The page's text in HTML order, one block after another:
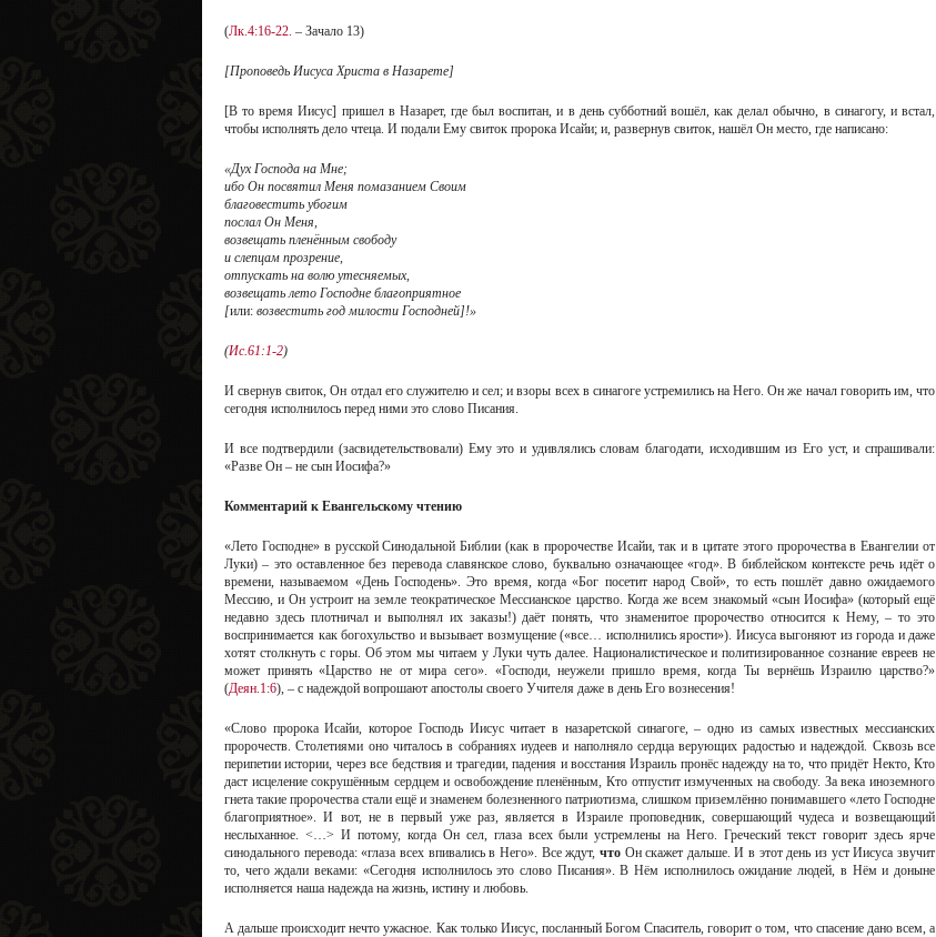
(Лк.4:16-22. – Зачало 13)
[Проповедь Иисуса Христа в Назарете]
[В то время Иисус] пришел в Назарет, где был воспитан, и в день субботний вошёл, как делал обычно, в синагогу, и встал,
чтобы исполнять дело чтеца. И подали Ему свиток пророка Исайи; и, развернув свиток, нашёл Он место, где написано:
«Дух Господа на Мне;
ибо Он посвятил Меня помазанием Своим
благовестить убогим
послал Он Меня,
возвещать пленённым свободу
и слепцам прозрение,
отпускать на волю утесняемых,
возвещать лето Господне благоприятное
[или: возвестить год милости Господней]!»
(Ис.61:1-2)
И свернув свиток, Он отдал его служителю и сел; и взоры всех в синагоге устремились на Него. Он же начал говорить им, что
сегодня исполнилось перед ними это слово Писания.
И все подтвердили (засвидетельствовали) Ему это и удивлялись словам благодати, исходившим из Его уст, и спрашивали:
«Разве Он – не сын Иосифа?»
Комментарий к Евангельскому чтению
«Лето Господне» в русской Синодальной Библии (как в пророчестве Исайи, так и в цитате этого пророчества в Евангелии от
Луки) – это оставленное без перевода славянское слово, буквально означающее «год». В библейском контексте речь идёт о
времени, называемом «День Господень». Это время, когда «Бог посетит народ Свой», то есть пошлёт давно ожидаемого
Мессию, и Он устроит на земле теократическое Мессианское царство. Когда же всем знакомый «сын Иосифа» (который ещё
недавно здесь плотничал и выполнял их заказы!) даёт понять, что знаменитое пророчество относится к Нему, – то это
воспринимается как богохульство и вызывает возмущение («все… исполнились ярости»). Иисуса выгоняют из города и даже
хотят столкнуть с горы. Об этом мы читаем у Луки чуть далее. Националистическое и политизированное сознание евреев не
может принять «Царство не от мира сего». «Господи, неужели пришло время, когда Ты вернёшь Израилю царство?»
(Деян.1:6), – с надеждой вопрошают апостолы своего Учителя даже в день Его вознесения!
«Слово пророка Исайи, которое Господь Иисус читает в назаретской синагоге, – одно из самых известных мессианских
пророчеств. Столетиями оно читалось в собраниях иудеев и наполняло сердца верующих радостью и надеждой. Сквозь все
перипетии истории, через все бедствия и трагедии, падения и восстания Израиль пронёс надежду на то, что придёт Некто, Кто
даст исцеление сокрушённым сердцем и освобождение пленённым, Кто отпустит измученных на свободу. За века иноземного
гнета такие пророчества стали ещё и знаменем болезненного патриотизма, слишком приземлённо понимавшего «лето Господне
благоприятное». И вот, не в первый уже раз, является в Израиле проповедник, совершающий чудеса и возвещающий
неслыханное. <…> И потому, когда Он сел, глаза всех были устремлены на Него. Греческий текст говорит здесь ярче
синодального перевода: «глаза всех впивались в Него». Все ждут, чтоОн скажет дальше. И в этот день из уст Иисуса звучит
то, чего ждали веками: «Сегодня исполнилось это слово Писания». В Нём исполнилось ожидание людей, в Нём и доныне
исполняется наша надежда на жизнь, истину и любовь.
А дальше происходит нечто ужасное. Как только Иисус, посланный Богом Спаситель, говорит о том, что спасение дано всем, а